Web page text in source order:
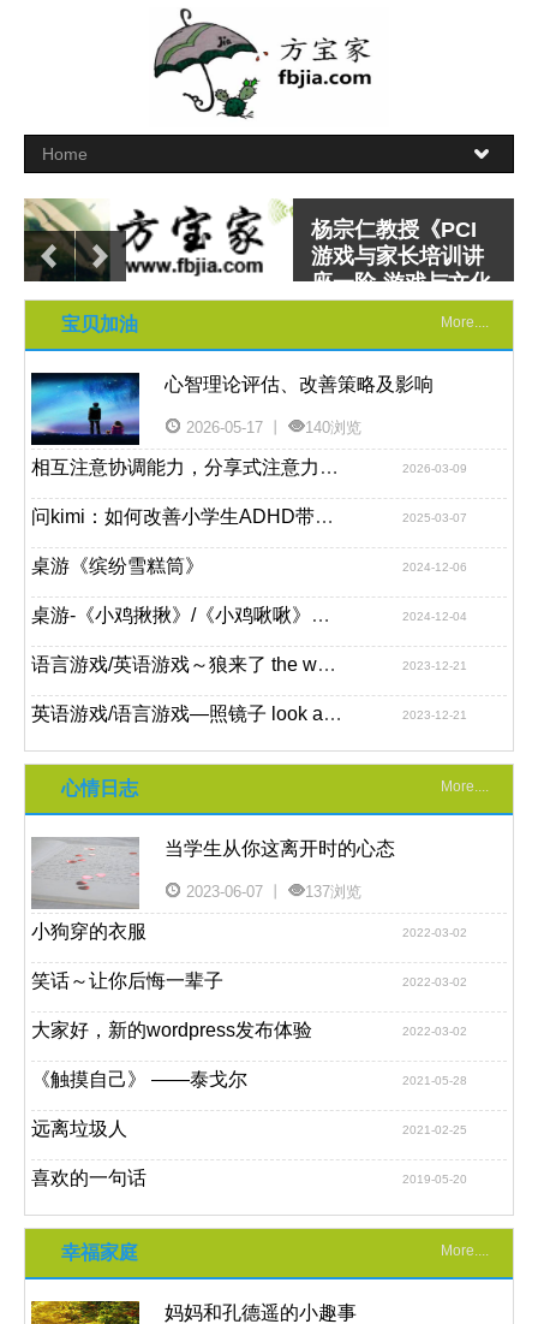
您的互动是真的互
动吗？
杨宗仁教授《PCI
游戏与家长培训讲
座一阶-游戏与文化
READ MORE
人际关系介入的原
则-RDI教练诀窍
团体中孩子要有的
能力—培养孩子的
文明行为
宝贝加油 More....
心智理论评估、改善策略及影响
2026-05-17 丨 140浏览
相互注意协调能力，分享式注意力（Joint attention）相关概念（较全面） 2026-03-09
问kimi：如何改善小学生ADHD带来的问题 2025-03-07
桌游《缤纷雪糕筒》 2024-12-06
桌游-《小鸡揪揪》/《小鸡啾啾》游戏 2024-12-04
语言游戏/英语游戏～狼来了 the wolf is coming 2023-12-21
英语游戏/语言游戏—照镜子 look at the mirror 2023-12-21
心情日志 More....
当学生从你这离开时的心态
2023-06-07 丨 137浏览
小狗穿的衣服 2022-03-02
笑话～让你后悔一辈子 2022-03-02
大家好，新的wordpress发布体验 2022-03-02
《触摸自己》 ——泰戈尔 2021-05-28
远离垃圾人 2021-02-25
喜欢的一句话 2019-05-20
幸福家庭 More....
妈妈和孔德遥的小趣事